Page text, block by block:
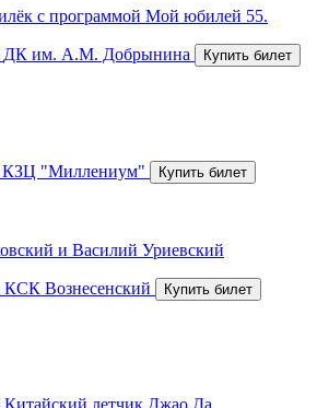
с программой Мой юбилей 55.
ДК им. А.М. Добрынина
КЗЦ "Миллениум"
и Василий Уриевский
КСК Вознесенский
Китайский летчик Джао Да